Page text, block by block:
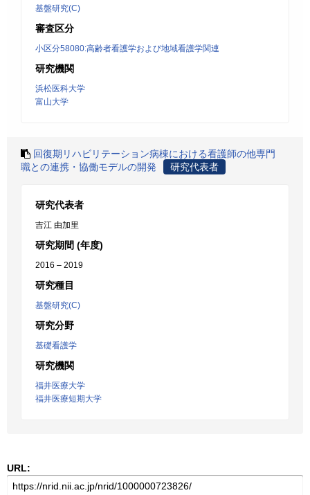
基盤研究(C)
審査区分
小区分58080:高齢者看護学および地域看護学関連
研究機関
浜松医科大学
富山大学
回復期リハビリテーション病棟における看護師の他専門
職との連携・協働モデルの開発
研究代表者
研究代表者
吉江 由加里
研究期間 (年度)
2016 – 2019
研究種目
基盤研究(C)
研究分野
基礎看護学
研究機関
福井医療大学
福井医療短期大学
URL: